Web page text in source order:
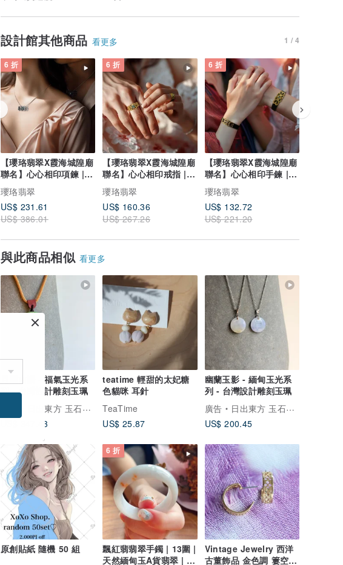
設計館其他商品 看更多 1 / 4
6 折
【瓔珞翡翠X霞海城隍廟
聯名】心心相印項鍊 |
10%公益捐贈
瓔珞翡翠
US$ 231.61
US$ 386.01
6 折
【瓔珞翡翠X霞海城隍廟
聯名】心心相印戒指 |
10%公益捐贈
瓔珞翡翠
US$ 160.36
US$ 267.26
6 折
【瓔珞翡翠X霞海城隍廟
聯名】心心相印手鍊 |
10%公益捐贈
瓔珞翡翠
US$ 132.72
US$ 221.20
與此商品相似 看更多
月圓吉語 - 福氣玉光系
列 - 台灣設計雕刻玉珮
日出東方 玉石作坊 Oriental Sunrise
US$ 347.43
teatime 輕甜的太妃糖
色貓咪 耳針
TeaTime
US$ 25.87
幽蘭玉影 - 緬甸玉光系
列 - 台灣設計雕刻玉珮
廣告
日出東方 玉石作坊 Oriental Sunrise
US$ 200.45
原創貼紙 隨機 50 組
6 折
飄紅翡翡翠手鐲 | 13圍 |
天然緬甸玉A貨翡翠 | 送
Vintage Jewelry 西洋
古董飾品 金色調 簍空 C